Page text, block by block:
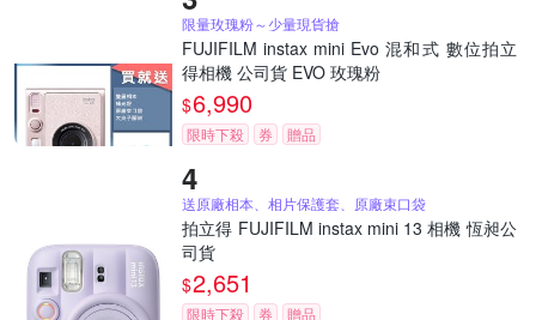
限量玫瑰粉～少量現貨搶
FUJIFILM instax mini Evo 混和式 數位拍立
得相機 公司貨 EVO 玫瑰粉
$6,990
限時下殺 券 贈品
送原廠相本、相片保護套、原廠束口袋
拍立得 FUJIFILM instax mini 13 相機 恆昶公
司貨
$2,651
限時下殺 券 贈品